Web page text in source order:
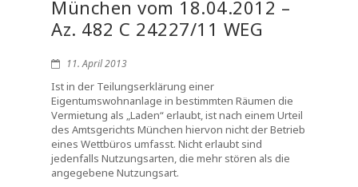
München vom 18.04.2012 –
Az. 482 C 24227/11 WEG
11. April 2013
Ist in der Teilungserklärung einer
Eigentumswohnanlage in bestimmten Räumen die
Vermietung als „Laden“ erlaubt, ist nach einem Urteil
des Amtsgerichts München hiervon nicht der Betrieb
eines Wettbüros umfasst. Nicht erlaubt sind
jedenfalls Nutzungsarten, die mehr stören als die
angegebene Nutzungsart.